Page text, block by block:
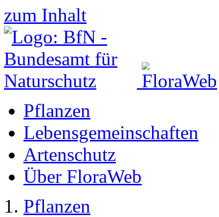
zum Inhalt
Pflanzen
Lebensgemeinschaften
Artenschutz
Über FloraWeb
Pflanzen